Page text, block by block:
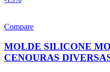
Compare
MOLDE SILICONE
CENOURAS